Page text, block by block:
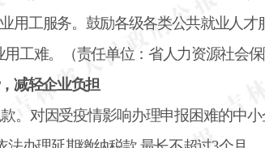
业用工服务。鼓励各级各类公共就业人
用工难。（责任单位：省人力资源社会保
减轻企业负担
款。对因受疫情影响办理申报困难的中